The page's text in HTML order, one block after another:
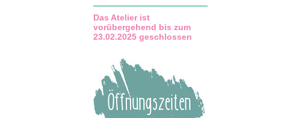
Das Atelier ist
vorübergehend bis zum
23.02.2025 geschlossen